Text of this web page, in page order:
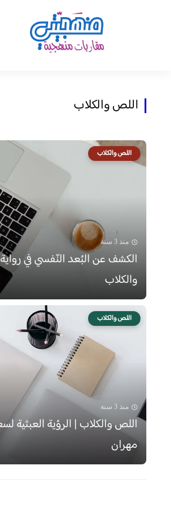
اللص والكلاب
اللص والكلاب
منذ 3 سنة
الكشف عن البُعد النّفسي في
والكلاب
اللص والكلاب
منذ 3 سنة
اللص والكلاب | الرؤية العبثية
مهران